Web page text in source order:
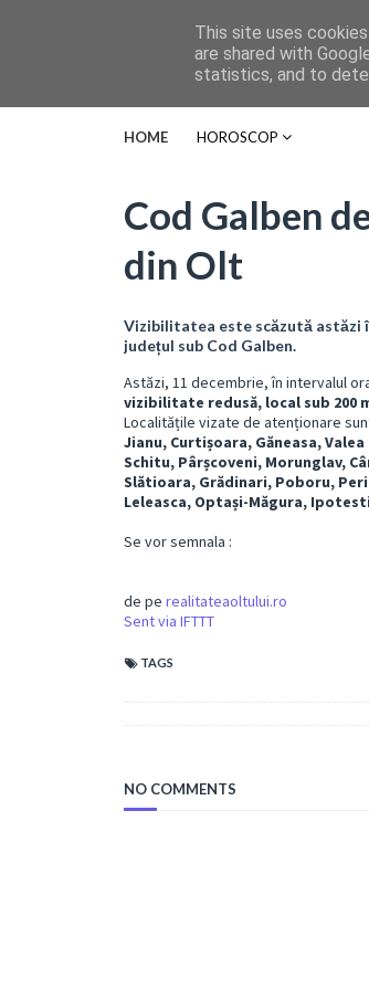
HOME HOROSCOP
Cod Galben
din Olt
Vizibilitatea este scăzută astăzi
județul sub Cod Galben.
Astăzi, 11 decembrie, în intervalul
vizibilitate redusă, local sub 200
Localitățile vizate de atenționare
Jianu, Curtișoara, Găneasa,
Schitu, Pârșcoveni, Morunglav,
Slătioara, Grădinari, Poboru,
Leleasca, Optași-Măgura,
Se vor semnala :
de pe realitateaoltului.ro
Sent via IFTTT
TAGS
NO COMMENTS
This site uses
are shared with
statistics, and to